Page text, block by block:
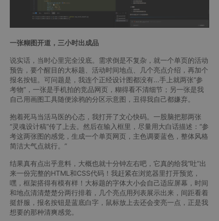
一张糊图开道，三小时出成品
说实话，当时心里完全没底。需求倒是不复杂，就一个单页的活动
预告，要个醒目的大标题、活动时间地点、几个亮点介绍，再加个
报名按钮。可问题是，我连个正经设计图都没有...手上就两张“参
考物”，一张是手机拍的竞品网页，糊得看不清细节；另一张是我
自己用画图工具随便涂鸦的分区示意图，丑得我自己都嫌弃。
抱着死马当活马医的心态，我打开了文心快码。一股脑把那两张
“灵魂设计稿”传了上去。然后在输入框里，尽量用大白话描述：“参
考这两张图的感觉，生成一个单页网页，主色调要蓝色，整体风格
简洁大气点就行。”
结果真有点出乎意料，大概也就十分钟左右吧，它真的给我“吐”出
来一份完整的HTML和CSS代码！我赶紧在浏览器里打开预览，
嘿，框架搭得有模有样！大标题的字体大小会自己适应屏幕，时间
和地点清清楚楚分两行排着，几个亮点用列表展示出来，间距看着
挺舒服，报名按钮是蓝底白字，鼠标放上去还会变亮一点，正是我
想要的那种清爽感觉。